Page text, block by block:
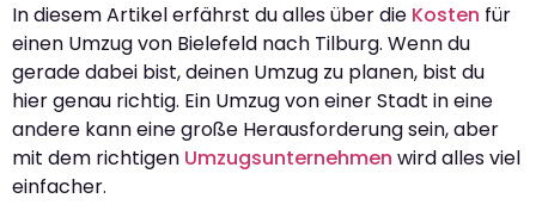
In diesem Artikel erfährst du alles über die Kosten für
einen Umzug von Bielefeld nach Tilburg. Wenn du
gerade dabei bist, deinen Umzug zu planen, bist du
hier genau richtig. Ein Umzug von einer Stadt in eine
andere kann eine große Herausforderung sein, aber
mit dem richtigen Umzugsunternehmen wird alles viel
einfacher.